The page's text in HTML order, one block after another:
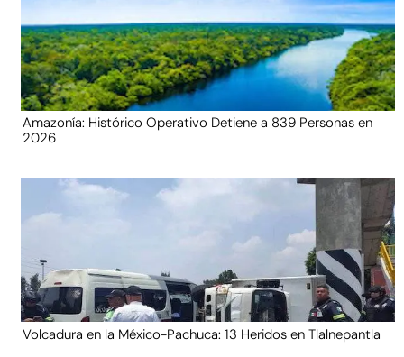
Amazonía: Histórico Operativo Detiene a 839 Personas en
2026
Volcadura en la México-Pachuca: 13 Heridos en Tlalnepantla